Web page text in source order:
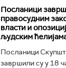
Посланици
правосудним
власти и
људским
Посланици
завршили су у 18